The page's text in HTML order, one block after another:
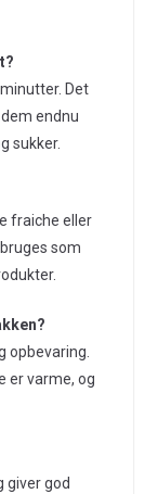
Det
endnu
sukker.
fraiche eller
som
opbevaring.
er varme, og
giver god